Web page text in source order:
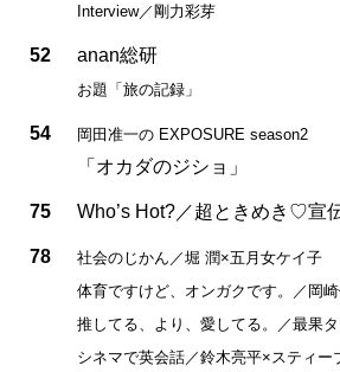
Interview／剛力彩芽
52 anan総研
お題「旅の記録」
54 岡田准一の EXPOSURE season2
「オカダのジショ」
75 Who’s Hot?／超ときめき♡宣
78
社会のじかん／堀 潤×五月女ケイ子
体育ですけど、オンガクです。／岡
推してる、より、愛してる。／最果タ
シネマで英会話／鈴木亮平×スティー